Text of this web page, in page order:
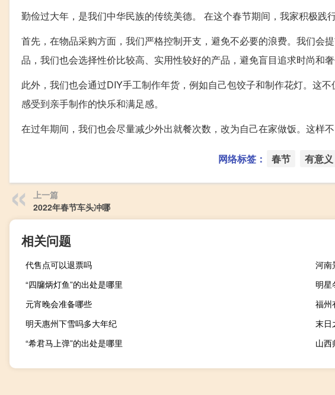
勤俭过大年，是我们中华民族的传统美德。 在这个春节期间，我家积极践
首先，在物品采购方面，我们严格控制开支，避免不必要的浪费。我们会
品，我们也会选择性价比较高、实用性较好的产品，避免盲目追求时尚和奢
此外，我们也会通过DIY手工制作年货，例如自己包饺子和制作花灯。这
感受到亲手制作的快乐和满足感。
在过年期间，我们也会尽量减少外出就餐次数，改为自己在家做饭。这样不
网络标签： 春节 有意义
上一篇
2022年春节车头冲哪
相关问题
代售点可以退票吗
河南
“四牖炳灯鱼”的出处是哪里
明星
元宵晚会准备哪些
福州
明天惠州下雪吗多大年纪
末日
“希君马上弹”的出处是哪里
山西